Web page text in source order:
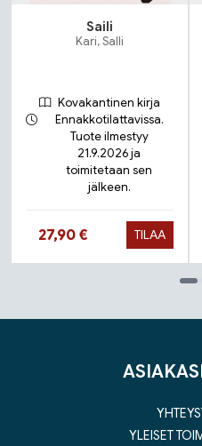
Saili
Kari, Salli
Kovakantinen kirja
Ennakkotilattavissa.
Tuote ilmestyy
21.9.2026 ja
toimitetaan sen
jälkeen.
Hinta nyt
27,90 € TILAA
YLEISET